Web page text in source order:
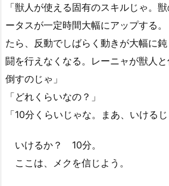
「獣人が使える固有のスキルじゃ。
ータスが一定時間大幅にアップする
たら、反動でしばらく動きが大幅に
闘を行えなくなる。レーニャが獣人
倒すのじゃ」
「どれくらいなの？」
「10分くらいじゃな。まあ、いけるじ
いけるか？ 10分。
ここは、メクを信じよう。